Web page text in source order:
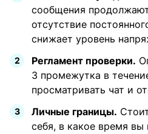
сообщения
отсутствие
снижает уровень
Регламент проверки.
3 промежутка в
просматривать чат и
Личные границы.
себя, в какое время вы